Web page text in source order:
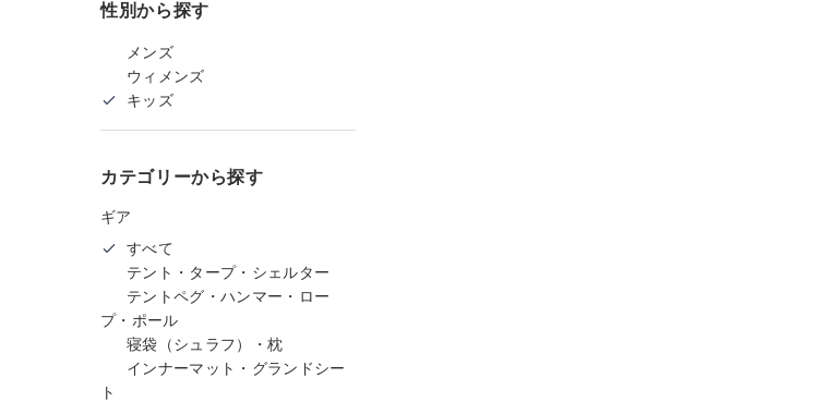
性別から探す
メンズ
ウィメンズ
キッズ
カテゴリーから探す
ギア
すべて
テント・タープ・シェルター
テントペグ・ハンマー・ロー
プ・ポール
寝袋（シュラフ）・枕
インナーマット・グランドシー
ト